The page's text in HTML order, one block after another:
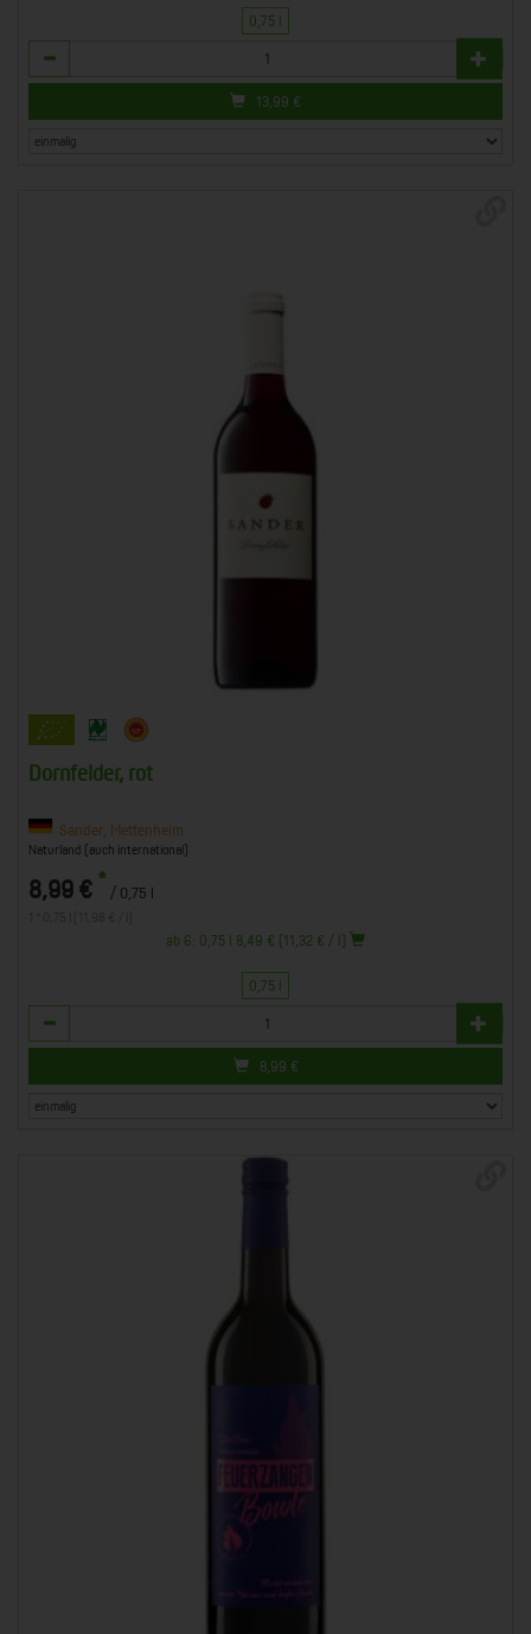
0,75 l
Anzahl
13,99 €
Dornfelder, rot
Sander, Mettenheim
Naturland (auch international)
8,99 € * / 0,75 l
ab 6: 0,75 l 8,49 € (11,32 € / l)
0,75 l
Anzahl
8,99 €